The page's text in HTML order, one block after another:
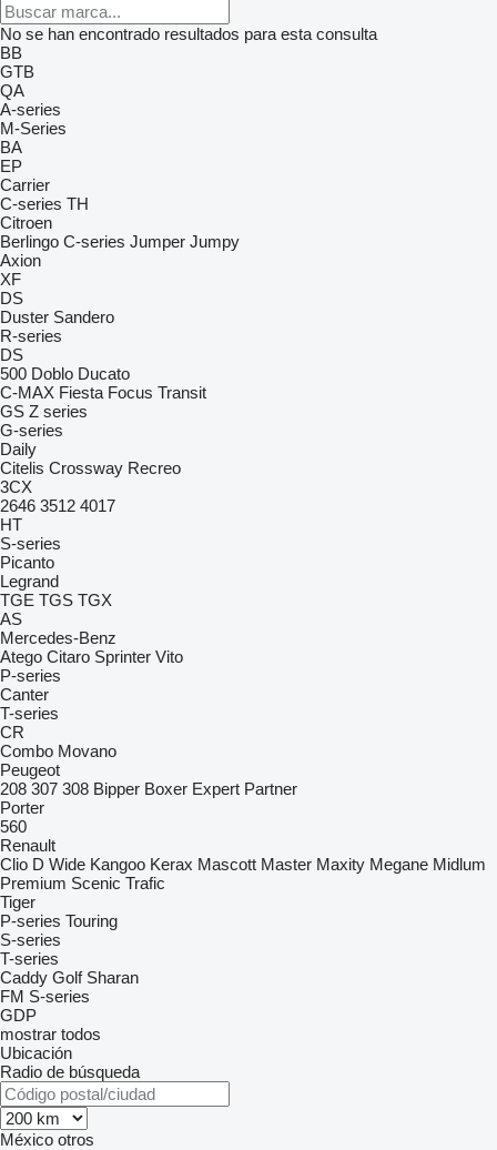
No se han encontrado resultados para esta consulta
BB
GTB
QA
A-series
M-Series
BA
EP
Carrier
C-series TH
Citroen
Berlingo C-series Jumper Jumpy
Axion
XF
DS
Duster Sandero
R-series
DS
500 Doblo Ducato
C-MAX Fiesta Focus Transit
GS Z series
G-series
Daily
Citelis Crossway Recreo
3CX
2646 3512 4017
HT
S-series
Picanto
Legrand
TGE TGS TGX
AS
Mercedes-Benz
Atego Citaro Sprinter Vito
P-series
Canter
T-series
CR
Combo Movano
Peugeot
208 307 308 Bipper Boxer Expert Partner
Porter
560
Renault
Clio D Wide Kangoo Kerax Mascott Master Maxity Megane Midlum
Premium Scenic Trafic
Tiger
P-series Touring
S-series
T-series
Caddy Golf Sharan
FM S-series
GDP
mostrar todos
Ubicación
Radio de búsqueda
México otros